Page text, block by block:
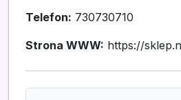
Telefon: 730730710
Strona WWW: https://